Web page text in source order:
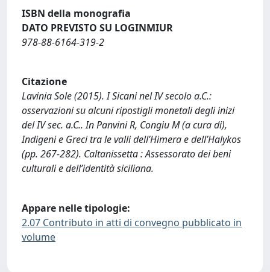
ISBN della monografia
DATO PREVISTO SU LOGINMIUR
978-88-6164-319-2
Citazione
Lavinia Sole (2015). I Sicani nel IV secolo a.C.:
osservazioni su alcuni ripostigli monetali degli inizi
del IV sec. a.C.. In Panvini R, Congiu M (a cura di),
Indigeni e Greci tra le valli dell’Himera e dell’Halykos
(pp. 267-282). Caltanissetta : Assessorato dei beni
culturali e dell’identità siciliana.
Appare nelle tipologie:
2.07 Contributo in atti di convegno pubblicato in
volume